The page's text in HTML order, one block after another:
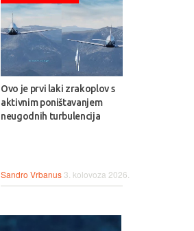
Ovo je prvi laki zrakoplov s
aktivnim poništavanjem
neugodnih turbulencija
Sandro Vrbanus 3. kolovoza 2026.